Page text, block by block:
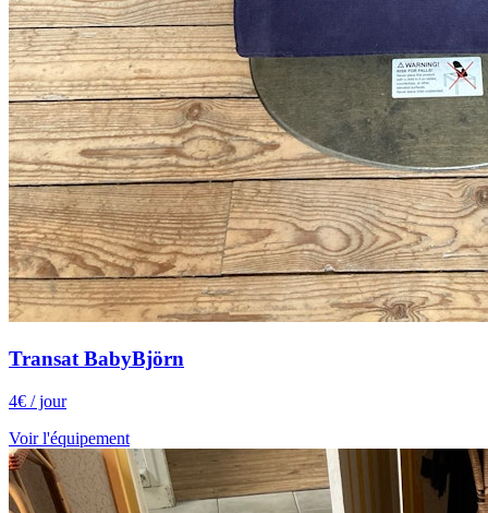
Transat BabyBjörn
4€ / jour
Voir l'équipement